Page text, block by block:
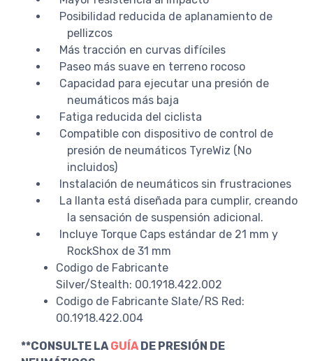
Posibilidad reducida de aplanamiento de
pellizcos
Más tracción en curvas difíciles
Paseo más suave en terreno rocoso
Capacidad para ejecutar una presión de
neumáticos más baja
Fatiga reducida del ciclista
Compatible con dispositivo de control de
presión de neumáticos TyreWiz (No
incluidos)
Instalación de neumáticos sin frustraciones
La llanta está diseñada para cumplir, creando
la sensación de suspensión adicional.
Incluye Torque Caps estándar de 21 mm y
RockShox de 31 mm
Codigo de Fabricante
Silver/Stealth: 00.1918.422.002
Codigo de Fabricante Slate/RS Red:
00.1918.422.004
**CONSULTE LA GUÍA DE PRESIÓN DE